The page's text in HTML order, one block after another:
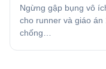
Ngừng gập bụng vô
cho runner và giáo
chống…